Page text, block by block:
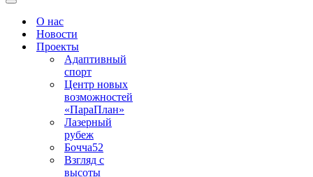
Меню
навигацииО нас
Новости
Проекты
Адаптивный
спорт
Центр новых
возможностей
«ПараПлан»
Лазерный
рубеж
Бочча52
Взгляд с
высоты